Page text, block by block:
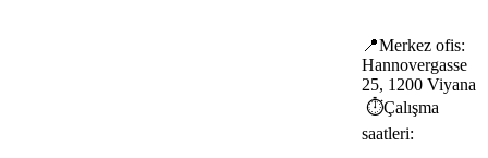
📍Merkez ofis:
Hannovergasse
25, 1200 Viyana
⏱️Çalışma
saatleri: